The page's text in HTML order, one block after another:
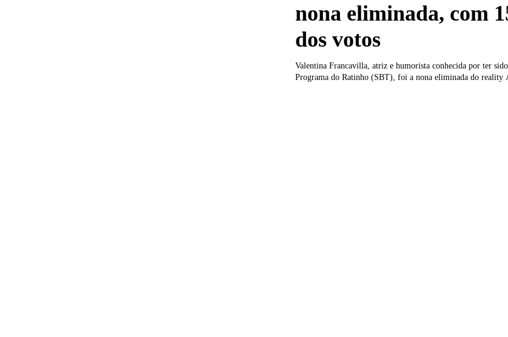
nona eliminada, com
dos votos
Valentina Francavilla, atriz e humorista conhecida por ter
Programa do Ratinho (SBT), foi a nona eliminada do reality